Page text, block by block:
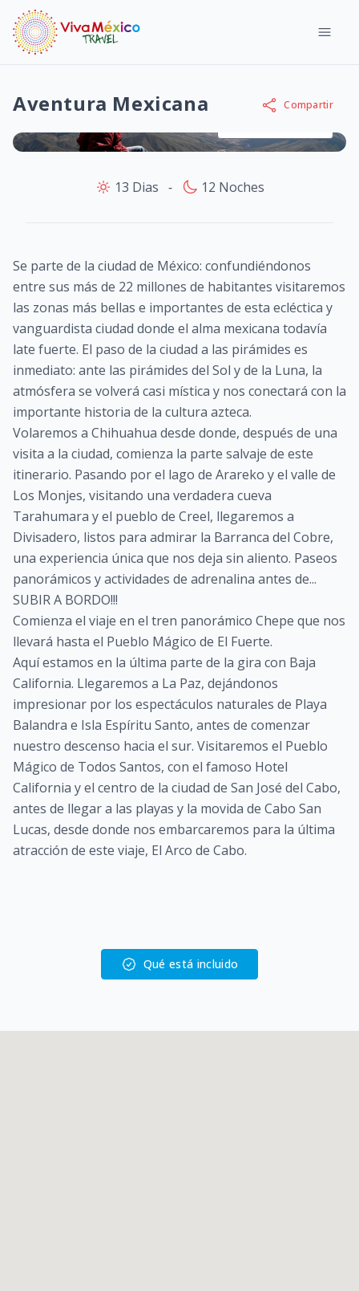
Aventura Mexicana
Compartir
13 Dias ‐ 12 Noches
Se parte de la ciudad de México: confundiéndonos
entre sus más de 22 millones de habitantes visitaremos
las zonas más bellas e importantes de esta ecléctica y
vanguardista ciudad donde el alma mexicana todavía
late fuerte. El paso de la ciudad a las pirámides es
inmediato: ante las pirámides del Sol y de la Luna, la
atmósfera se volverá casi mística y nos conectará con la
importante historia de la cultura azteca.
Volaremos a Chihuahua desde donde, después de una
visita a la ciudad, comienza la parte salvaje de este
itinerario. Pasando por el lago de Arareko y el valle de
Los Monjes, visitando una verdadera cueva
Tarahumara y el pueblo de Creel, llegaremos a
Divisadero, listos para admirar la Barranca del Cobre,
una experiencia única que nos deja sin aliento. Paseos
panorámicos y actividades de adrenalina antes de...
SUBIR A BORDO!!!
Comienza el viaje en el tren panorámico Chepe que nos
llevará hasta el Pueblo Mágico de El Fuerte.
Aquí estamos en la última parte de la gira con Baja
California. Llegaremos a La Paz, dejándonos
impresionar por los espectáculos naturales de Playa
Balandra e Isla Espíritu Santo, antes de comenzar
nuestro descenso hacia el sur. Visitaremos el Pueblo
Mágico de Todos Santos, con el famoso Hotel
California y el centro de la ciudad de San José del Cabo,
antes de llegar a las playas y la movida de Cabo San
Lucas, desde donde nos embarcaremos para la última
atracción de este viaje, El Arco de Cabo.
Qué está incluido